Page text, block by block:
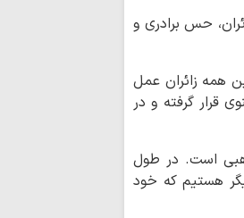
حس برادری و
همه زائران عمل
قرار گرفته و در
است. در طول
هستیم که خود